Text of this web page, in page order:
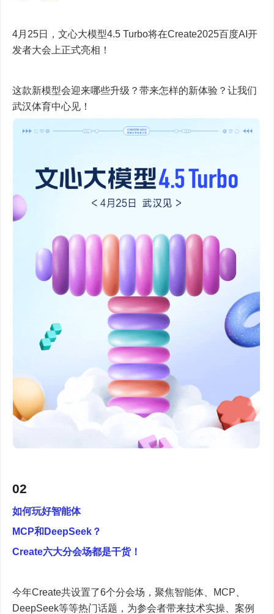
4月25日，文心大模型4.5 Turbo将在Create2025百度AI开
发者大会上正式亮相！
这款新模型会迎来哪些升级？带来怎样的新体验？让我们
武汉体育中心见！
02
如何玩好智能体
MCP和DeepSeek？
Create六大分会场都是干货！
今年Create共设置了6个分会场，聚焦智能体、MCP、
DeepSeek等等热门话题，为参会者带来技术实操、案例